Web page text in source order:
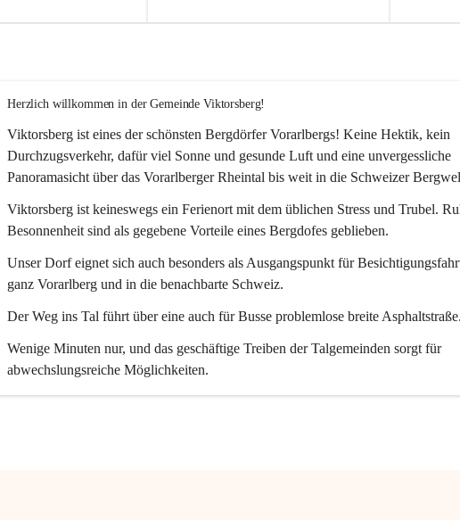
Herzlich willkommen in der Gemeinde Viktorsberg!
Viktorsberg ist eines der schönsten Bergdörfer Vorarlbergs! Keine Hektik, kein
Durchzugsverkehr, dafür viel Sonne und gesunde Luft und eine unvergessliche
Panoramasicht über das Vorarlberger Rheintal bis weit in die Schweizer
Viktorsberg ist keineswegs ein Ferienort mit dem üblichen Stress und Trubel.
Besonnenheit sind als gegebene Vorteile eines Bergdofes geblieben.
Unser Dorf eignet sich auch besonders als Ausgangspunkt für
ganz Vorarlberg und in die benachbarte Schweiz.
Der Weg ins Tal führt über eine auch für Busse problemlose breite
Wenige Minuten nur, und das geschäftige Treiben der Talgemeinden sorgt für
abwechslungsreiche Möglichkeiten.